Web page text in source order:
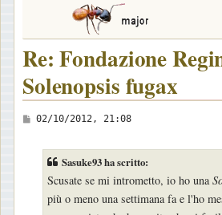
Re: Fondazione
Solenopsis fugax
M
02/10/2012, 21:08
Sasuke93 ha scritto:
Scusate se mi intrometto, io ho una
più o meno una settimana fa e l'ho